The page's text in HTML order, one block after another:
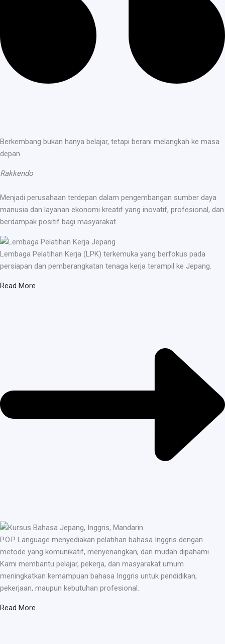
Berkembang bukan hanya belajar, tetapi berani melangkah ke masa
depan.
Rakkendo
Menjadi perusahaan terdepan dalam pengembangan sumber daya
manusia dan layanan ekonomi kreatif yang inovatif, profesional, dan
berdampak positif bagi masyarakat.
Lembaga Pelatihan Kerja (LPK) terkemuka yang berfokus pada
persiapan dan pemberangkatan tenaga kerja terampil ke Jepang.
Read More
P.O.P Language menyediakan pelatihan bahasa Inggris dengan
metode yang komunikatif, menyenangkan, dan mudah dipahami.
Kami membantu pelajar, pekerja, dan masyarakat umum
meningkatkan kemampuan bahasa Inggris untuk pendidikan,
pekerjaan, maupun kebutuhan profesional.
Read More